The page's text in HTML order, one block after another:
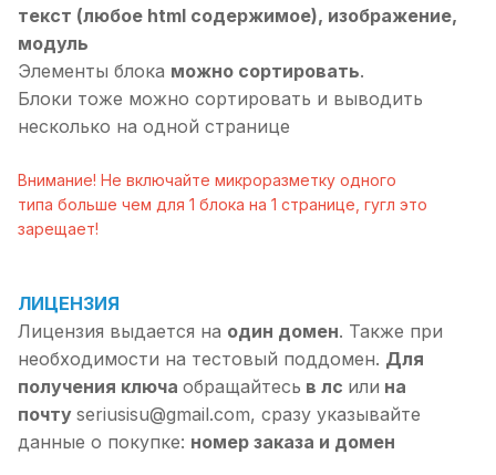
текст (любое html содержимое), изображение,
модуль
Элементы блока можно сортировать.
Блоки тоже можно сортировать и выводить
несколько на одной странице
Внимание! Не включайте микроразметку одного
типа больше чем для 1 блока на 1 странице, гугл это
зарещает!
ЛИЦЕНЗИЯ
Лицензия выдается на один домен. Также при
необходимости на тестовый поддомен. Для
получения ключа обращайтесь в лс или на
почту seriusisu@gmail.com, сразу указывайте
данные о покупке: номер заказа и домен